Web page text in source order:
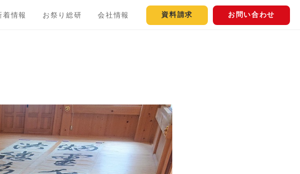
着情報 お祭り総研 会社情報 資料請求 お問い合わせ